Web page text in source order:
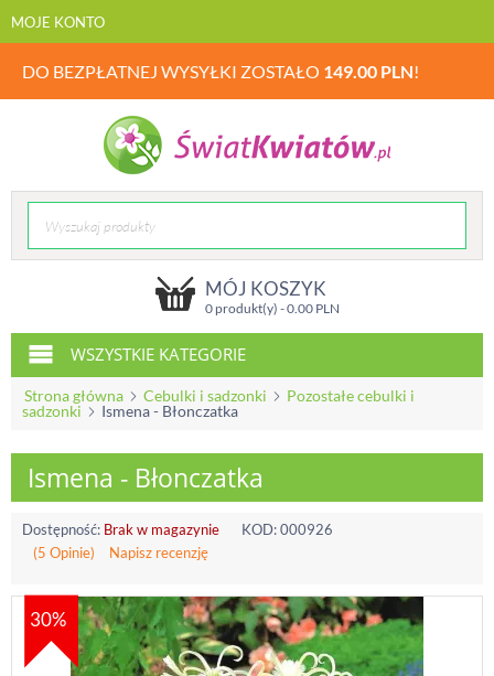
MOJE KONTO
DO BEZPŁATNEJ WYSYŁKI ZOSTAŁO 149.00 PLN!
MÓJ KOSZYK
0 produkt(y) -0.00PLN
WSZYSTKIE KATEGORIE
Strona główna Cebulki i sadzonki
Pozostałe cebulki i
sadzonki
Ismena - Błonczatka
Ismena - Błonczatka
Dostępność: Brak w magazynie KOD:000926
(5 Opinie)
Napisz recenzję
30%